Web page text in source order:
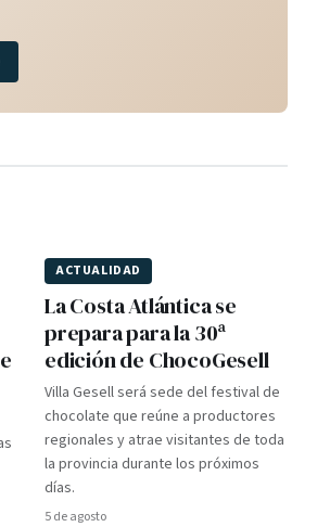
ACTUALIDAD
La Costa Atlántica se
prepara para la 30ª
edición de ChocoGesell
Villa Gesell será sede del festival de
chocolate que reúne a productores
regionales y atrae visitantes de toda
la provincia durante los próximos
días.
5 de agosto